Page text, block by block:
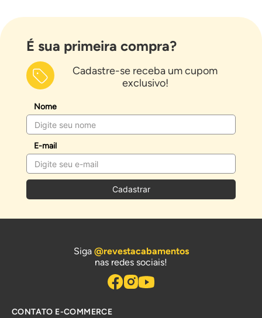
É sua primeira compra?
Cadastre-se receba um cupom
exclusivo!
Nome
E-mail
Cadastrar
Siga @revestacabamentos
nas redes sociais!
CONTATO E-COMMERCE